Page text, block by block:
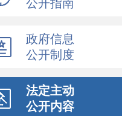
公开指南
政府信息
公开制度
法定主动
公开内容